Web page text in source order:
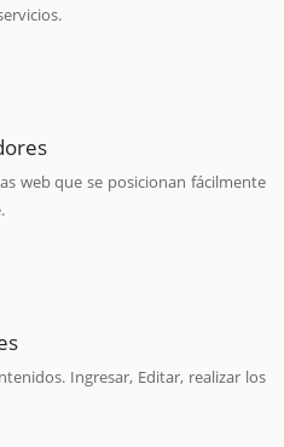
web que se posicionan fácilmente
Ingresar, Editar, realizar los